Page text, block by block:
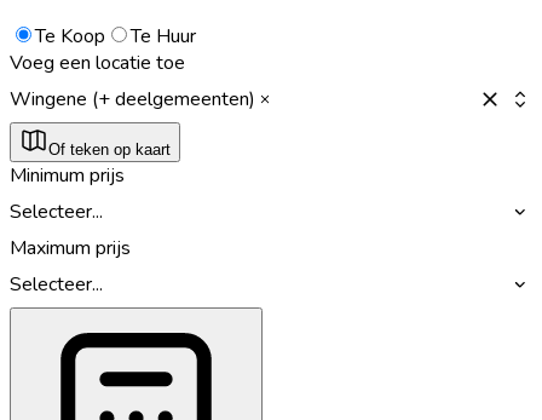
Te Koop
Te Huur
Voeg een locatie toe
Wingene (+ deelgemeenten)
Of teken op kaart
Minimum prijs
Selecteer...
Maximum prijs
Selecteer...